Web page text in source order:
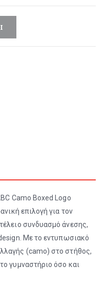
Camo Boxed Logo
επιλογή για τον
συνδυασμό άνεσης,
Με το εντυπωσιακό
(camo) στο στήθος,
γυμναστήριο όσο και